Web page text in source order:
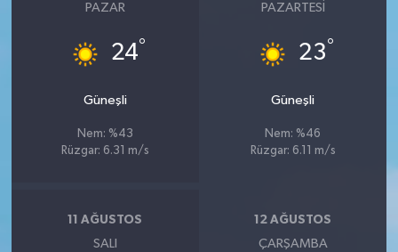
PAZAR
24°
Güneşli
Nem: %43
Rüzgar: 6.31 m/s
PAZARTESI
23°
Güneşli
Nem: %46
Rüzgar: 6.11 m/s
11 AĞUSTOS
SALI
12 AĞUSTOS
ÇARŞAMBA